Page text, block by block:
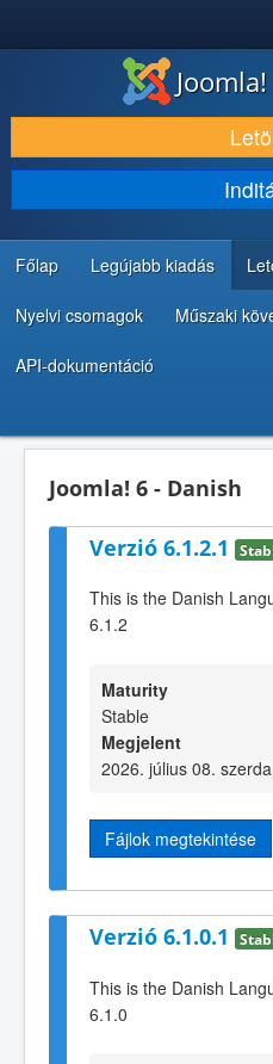
LETÖLTÉS ÉS KITERJESZTÉS
FEDEZZE FEL ÉS TANULJA MEG
KÖZÖSSÉG ÉS TÁMOGATÁS
FEJLESZTŐI ERŐFORRÁSOK
Főlap Legújabb kiadás
Nyelvi csomagok Műszaki
API-dokumentáció
Joomla! 6 - Danish
Verzió 6.1.2.1
This is the Danish
6.1.2
Maturity
Stable
Megjelent
2026. július 08.
Fájlok megtekintése
Verzió 6.1.0.1
This is the Danish
6.1.0